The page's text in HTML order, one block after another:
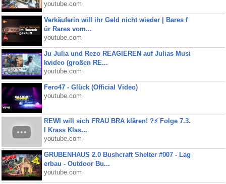
youtube.com
Verkäuferin will ihr Geld nicht wieder | Bares f
ür Rares vom...
youtube.com
Ju Julia und Rezo REAGIEREN auf Julias Musi
kvideo (großen RE...
youtube.com
Fero47 - Glück (Official Video)
youtube.com
REWI will sich FRAU BRA klären! ?⚡️ Folge 7.3.
I Krass Klas...
youtube.com
GRUBENHAUS 2.0 Bushcraft Shelter #007 - Lag
erbau - Outdoor Bu...
youtube.com